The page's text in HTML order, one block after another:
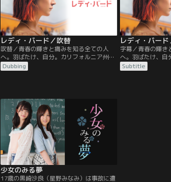
レディ・バード／吹替
吹替／青春の輝きと痛みを知る全ての人
へ。羽ばたけ、自分。カリフォルニア州サ
クラメント。閉塞感溢れる片田舎のカトリ
ック系高校から、大都会ニューヨークへの
彼氏や家族について、そして自分の将来に
ついて、悩める17歳の少女の揺れ動く心情
を瑞々しくユーモアたっぷりに描いてい
く。
Dubbing
レディ・バー
字幕／青春の輝き
へ。羽ばたけ、自
クラメント。閉塞
ック系高校から、
Subtitle
少女のみる夢
17歳の黒崎沙良（星野みなみ）は事故に遭